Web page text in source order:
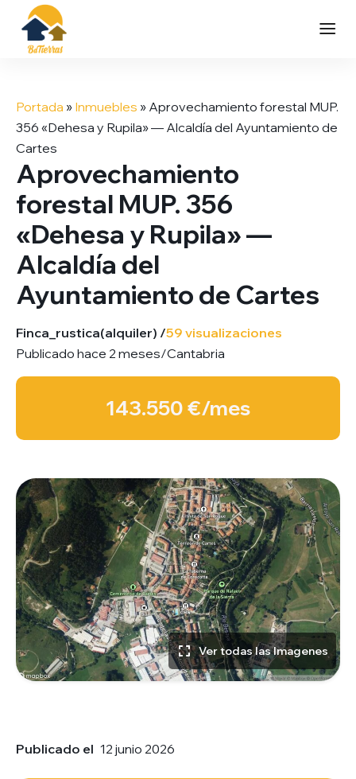
contenido
Portada » Inmuebles » Aprovechamiento forestal MUP.
356 «Dehesa y Rupila» — Alcaldía del Ayuntamiento de
Cartes
Aprovechamiento
forestal MUP. 356
«Dehesa y Rupila» —
Alcaldía del
Ayuntamiento de Cartes
Finca_rustica(alquiler) /59 visualizaciones
Publicado hace 2 meses/Cantabria
143.550 €/mes
Ver todas las Imagenes
Publicado el 12 junio 2026